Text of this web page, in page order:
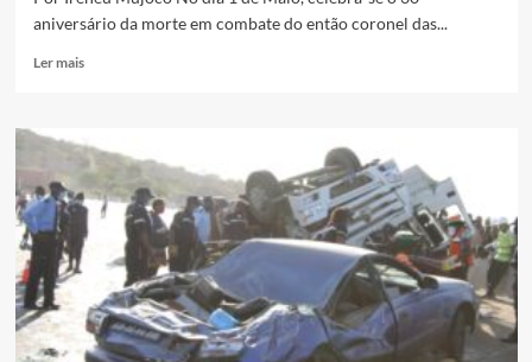
aniversário da morte em combate do então coronel das...
Ler maisLeia
RECLAMAM
PROMOÇÃO
AO
GRAU
DE
GENERAL
PEDRO
AFAMADO